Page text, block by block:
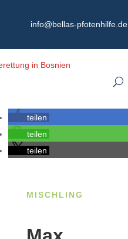
info@bellas-pfotenhilfe.de
teilen
teilen
teilen
MISCHLING